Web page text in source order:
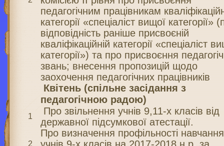
педагогічним працівникам
категорії «спеціаліст вищої категорії»
відповідність раніше присвоєній
кваліфікаційній категорії «спеціаліст
категорії») та про присвоєння
звань; внесення пропозицій щодо
заохочення педагогічних працівників
Квітень (спільне засідання з
педагогічною радою)
1
Про звільнення учнів 9,11-х класів від
державної підсумкової атестації.
2
Про визначення профільності навчання